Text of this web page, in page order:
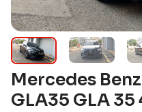
Mercedes
GLA35 GLA